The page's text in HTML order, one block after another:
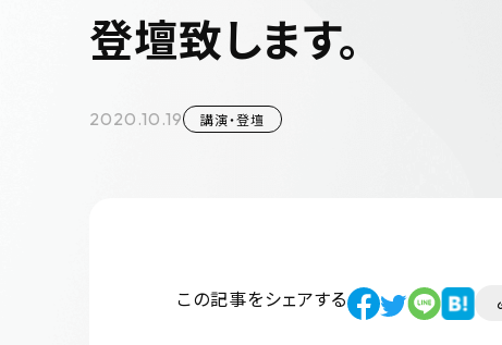
登壇致します。
2020.10.19 講演・登壇
この記事をシェアする